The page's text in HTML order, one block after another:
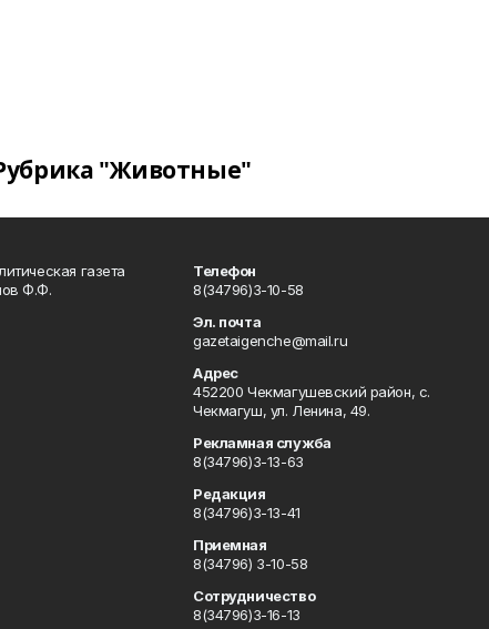
"Животные"
газета
Ф.Ф.
Телефон
8(34796)3-10-58
Эл. почта
gazetaigenche@mail.ru
Адрес
452200 Чекмагушевский район, с.
Чекмагуш, ул. Ленина, 49.
Рекламная служба
8(34796)3-13-63
Редакция
8(34796)3-13-41
Приемная
8(34796) 3-10-58
Сотрудничество
8(34796)3-16-13